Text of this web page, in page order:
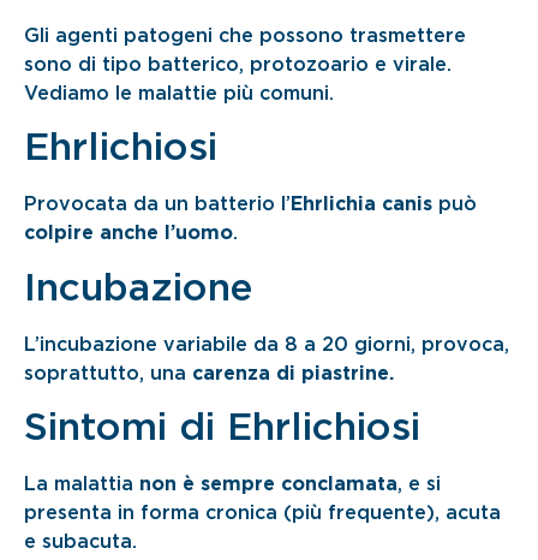
Gli agenti patogeni che possono trasmettere
sono di tipo batterico, protozoario e virale.
Vediamo le malattie più comuni.
Ehrlichiosi
Provocata da un batterio l’ Ehrlichia canis può
colpire anche l’uomo.
Incubazione
L’incubazione variabile da 8 a 20 giorni, provoca,
soprattutto, una carenza di piastrine.
Sintomi di Ehrlichiosi
La malattia non è sempre conclamata, e si
presenta in forma cronica (più frequente), acuta
e subacuta.